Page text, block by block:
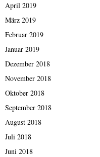
April 2019
März 2019
Februar 2019
Januar 2019
Dezember 2018
November 2018
Oktober 2018
September 2018
August 2018
Juli 2018
Juni 2018